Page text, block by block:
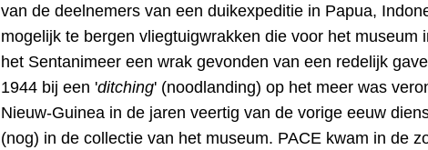
van de deelnemers van een duikexpeditie in Papua,
mogelijk te bergen vliegtuigwrakken die voor het museum
het Sentanimeer een wrak gevonden van een redelijk gave
1944 bij een 'ditching' (noodlanding) op het meer was
Nieuw-Guinea in de jaren veertig van de vorige eeuw
(nog) in de collectie van het museum. PACE kwam in de